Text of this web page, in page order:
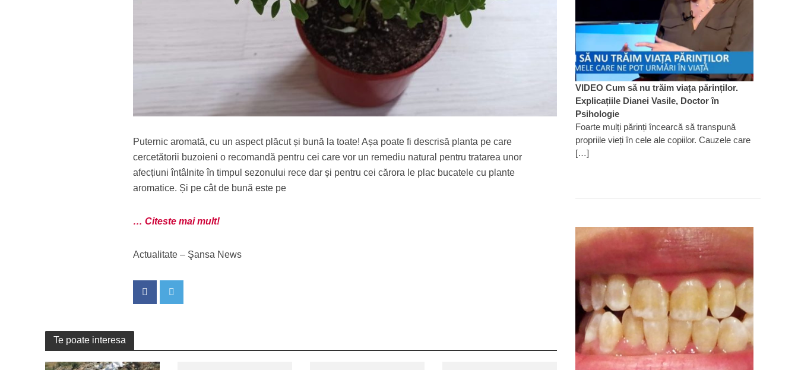
Puternic aromată, cu un aspect plăcut și bună la toate! Așa poate fi descrisă planta pe care
cercetătorii buzoieni o recomandă pentru cei care vor un remediu natural pentru tratarea unor
afecțiuni întâlnite în timpul sezonului rece dar și pentru cei cărora le plac bucatele cu plante
aromatice. Și pe cât de bună este pe
… Citeste mai mult!
Actualitate – Şansa News
Te poate interesa
VIDEO Cum să nu trăim viața părinților.
Explicațiile Dianei Vasile, Doctor în
Psihologie
Foarte mulți părinți încearcă să transpună
propriile vieți în cele ale copiilor. Cauzele care
[…]